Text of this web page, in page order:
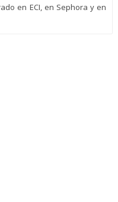
en ECI, en Sephora y en